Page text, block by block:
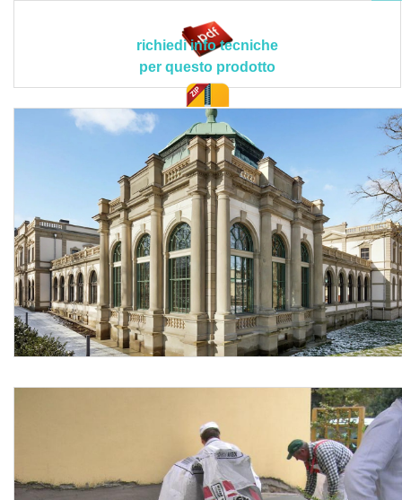
conducibilità termica λ10,dry, mat per P=50%: 0,43
W/(mK); conducibilità termica λ10,dry, mat per P=90%:
0,39 W/(mK); valore di resistenza alla diffusione del vapore
acqueo (µ): ≤ 15; categoria di resistenza alla pressione:
CS II (1,5-5,0 N/mm²) - DIN EN 1015-11; resistenza alla
trazione adesiva: ≥ 0,08 N/mm² (DIN EN 1015-12); modello
di frattura resistenza alla trazione adesiva: A, B, C (DIN EN
998-1); tipo di intonaco: R; certificato WTA ai sensi di: WTA
Merkblatt 2-9-20; porosità: ≥ 40%; assorbimento dell'acqua
WTA dopo 24 h su piastre: ≥ 0,3 kg/m²; tonalità di colore:
bianco naturale; classe di resistenza al fuoco: A1 (EN
13501-1); temperatura dell'aria e del supporto durante la
lavorazione e l'asciugatura: ≥ 5 °C; campi applicativi:
superfici in gesso esposte all'umidità e al sale, superfici
murarie storiche con elevati carichi di umidità, zoccolature
fortemente degradate, superfici di pareti infeltrite e non a
Le lavorazioni devono attenersi scrupolosamente al
progetto esecutivo e alle disposizioni tecniche del Direttore
dei Lavori o della Committenza, conformandosi nella loro
realizzazione, a tutte le prescrizioni contenute
contrattualmente nel capitolato d'appalto.
doc. tec.
richiedi info tecniche
per questo prodotto